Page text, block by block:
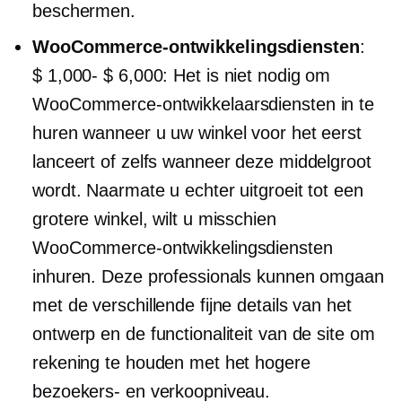
beschermen.
WooCommerce-ontwikkelingsdiensten:
$ 1,000- $ 6,000: Het is niet nodig om
WooCommerce-ontwikkelaarsdiensten in te
huren wanneer u uw winkel voor het eerst
lanceert of zelfs wanneer deze middelgroot
wordt. Naarmate u echter uitgroeit tot een
grotere winkel, wilt u misschien
WooCommerce-ontwikkelingsdiensten
inhuren. Deze professionals kunnen omgaan
met de verschillende fijne details van het
ontwerp en de functionaliteit van de site om
rekening te houden met het hogere
bezoekers- en verkoopniveau.